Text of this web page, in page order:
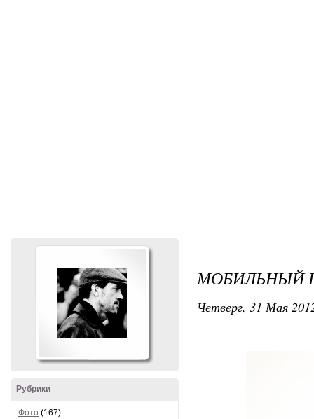
Рубрики
Фото (167)
МОБИЛЬНЫЙ
Четверг, 31 Мая